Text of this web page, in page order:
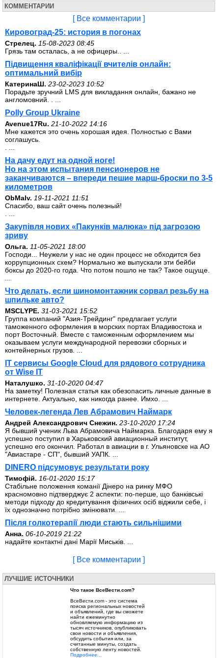
КОММЕНТАРИИ
[ Все комментарии ]
Кировоград-25: история в погонах
Стрелец. 15-08-2023 08:45
Грязь там осталась, а не офицеры.. ...
Підвищення кваліфікації вчителів онлайн:
оптимальний вибір
КатеринаШ. 23-02-2023 10:52
Порадьте зручний LMS для викладання онлайн, бажано не
англомовний. . ...
Polly Group Ukraine
Avenue17Ru. 21-10-2022 14:16
Мне кажется это очень хорошая идея. Полностью с Вами
соглашусь.
На дачу едут на одной ноге!
Но на этом испытания пенсионеров не
заканчиваются – впереди пешие марш-броски по 3-5
километров
ОbMalv. 19-11-2021 11:51
Спасибо, ваш сайт очень полезный!
Закупівля нових «Пакунків малюка» під загрозою
зриву
Ольга. 11-05-2021 18:00
Господи... Неужели у нас не один процесс не обходится без
коррупционных схем? Нормально же выпускали эти бейби
боксы до 2020-го года. Что потом пошло не так? Такое ощуще.
Что делать, если шиномонтажник сорвал резьбу на
шпильке авто?
MSCLYPE. 31-03-2021 15:52
Группа компаний "Азия-Трейдинг" предлагает услуги
таможенного оформления в морских портах Владивостока и
порт Восточный. Вместе с таможенным оформлением мы
оказываем услуги международной перевозки сборных и
контейнерных грузов. ...
IT сервисы Google Cloud для рядового сотрудника
от Wise IT
Наталушко. 31-10-2020 04:47
На заметку! Полезная статья как обезопасить личные данные в
интернете. Актуально, как никогда ранее. Имхо. ...
Человек-легенда Лев Абрамович Наймарк
Андрей Александрович Снежин. 23-10-2020 17:24
Я бывший ученик Льва Абрамовича Наймарка. Благодаря ему я
успешно поступил в Харьковский авиационный институт,
успешно его окончил. Работал в авиации в г. Ульяновске на АО
"Авиастаре - СП", бывший УАПК. ...
DINERO підсумовує результати року
Тимофій. 16-01-2020 15:17
Стабільне положення команії Дінеро на ринку МФО
красномовно підтверджує 2 аспекти: по-перше, що банківські
методи підходу до кредитування фізичних осіб віджили себе, і
їх однозначно потрібно змінювати. ...
Після голкотерапії люди стають сильнішими
Анна. 06-10-2019 21:22
надайте контактні дані Марії Миськів. ...
[ Все комментарии ]
ЛУЧШИЕ ИСТОЧНИКИ
Что такое ВсеВести.com?
ВсеВести.com - это система
поиска региональных новостей
и объявлений, где вы сможете
найти ежеминутно
обновляемую информацию из
тысяч источников, опубликовать
свои новости и объявления,
обсудить события или, за
считанные минуты, создать
собственную ленту новостей.
Подробнее...